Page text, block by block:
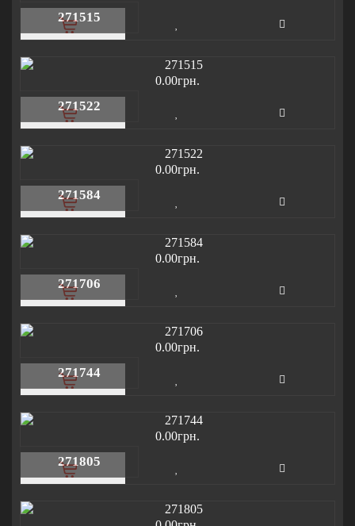
271515
0.00грн.
271522
0.00грн.
271584
0.00грн.
271706
0.00грн.
271744
0.00грн.
271805